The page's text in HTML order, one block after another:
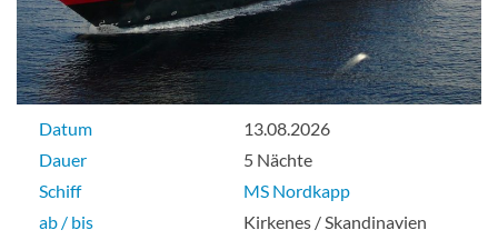
Datum
13.08.2026
Dauer
5 Nächte
Schiff
MS Nordkapp
ab / bis
Kirkenes / Skandinavien